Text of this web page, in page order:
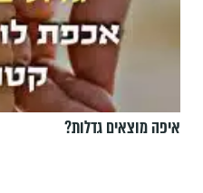
איפה מוצאים גדלות?